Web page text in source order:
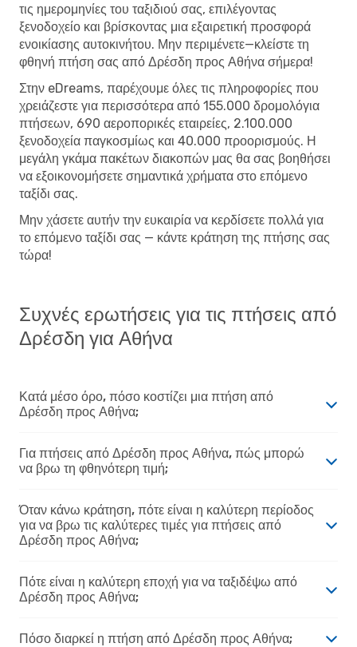
τις ημερομηνίες του ταξιδιού σας, επιλέγοντας
ξενοδοχείο και βρίσκοντας μια εξαιρετική προσφορά
ενοικίασης αυτοκινήτου. Μην περιμένετε—κλείστε τη
φθηνή πτήση σας από Δρέσδη προς Αθήνα σήμερα!
Στην eDreams, παρέχουμε όλες τις πληροφορίες που
χρειάζεστε για περισσότερα από 155.000 δρομολόγια
πτήσεων, 690 αεροπορικές εταιρείες, 2.100.000
ξενοδοχεία παγκοσμίως και 40.000 προορισμούς. Η
μεγάλη γκάμα πακέτων διακοπών μας θα σας βοηθήσει
να εξοικονομήσετε σημαντικά χρήματα στο επόμενο
ταξίδι σας.
Μην χάσετε αυτήν την ευκαιρία να κερδίσετε πολλά για
το επόμενο ταξίδι σας — κάντε κράτηση της πτήσης σας
τώρα!
Συχνές ερωτήσεις για τις πτήσεις από
Δρέσδη για Αθήνα
Κατά μέσο όρο, πόσο κοστίζει μια πτήση από
Δρέσδη προς Αθήνα;
Για πτήσεις από Δρέσδη προς Αθήνα, πώς μπορώ
να βρω τη φθηνότερη τιμή;
Όταν κάνω κράτηση, πότε είναι η καλύτερη περίοδος
για να βρω τις καλύτερες τιμές για πτήσεις από
Δρέσδη προς Αθήνα;
Πότε είναι η καλύτερη εποχή για να ταξιδέψω από
Δρέσδη προς Αθήνα;
Πόσο διαρκεί η πτήση από Δρέσδη προς Αθήνα;